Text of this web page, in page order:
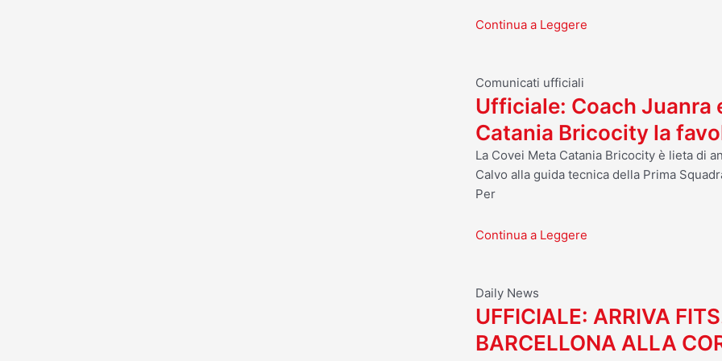
Continua a Leggere
Comunicati ufficiali
Ufficiale: Coach Juanra
Catania Bricocity la
La Covei Meta Catania Bricocity è lieta di
Calvo alla guida tecnica della Prima
Per
Continua a Leggere
Daily News
UFFICIALE: ARRIVA
BARCELLONA ALLA